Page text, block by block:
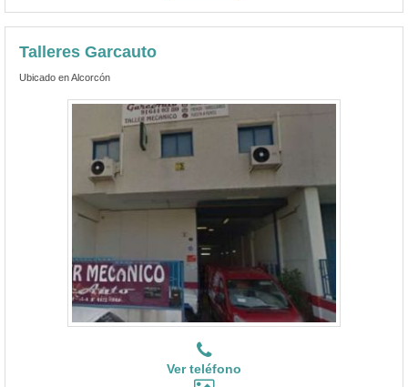
Talleres Garcauto
Ubicado en Alcorcón
Ver teléfono